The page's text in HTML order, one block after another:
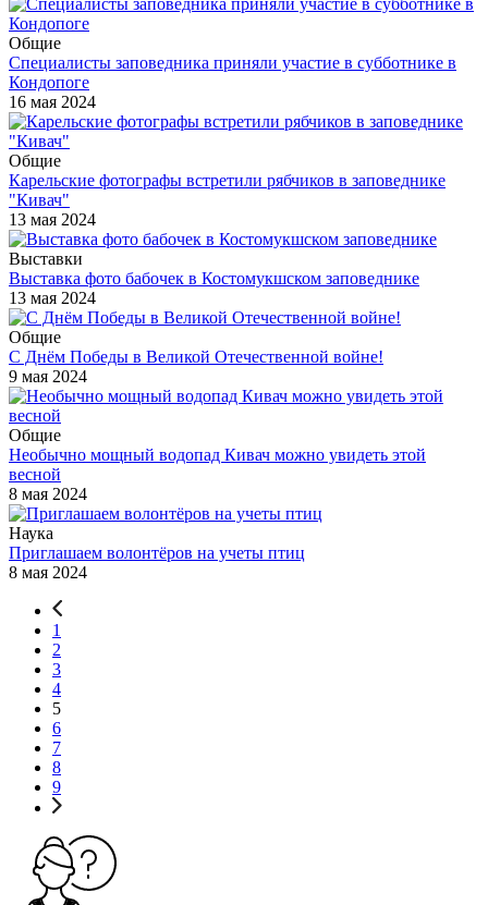
Общие
Специалисты заповедника приняли участие в субботнике в
Кондопоге
16 мая 2024
Общие
Карельские фотографы встретили рябчиков в заповеднике
"Кивач"
13 мая 2024
Выставки
Выставка фото бабочек в Костомукшском заповеднике
13 мая 2024
Общие
С Днём Победы в Великой Отечественной войне!
9 мая 2024
Общие
Необычно мощный водопад Кивач можно увидеть этой
весной
8 мая 2024
Наука
Приглашаем волонтёров на учеты птиц
8 мая 2024
1
2
3
4
5
6
7
8
9